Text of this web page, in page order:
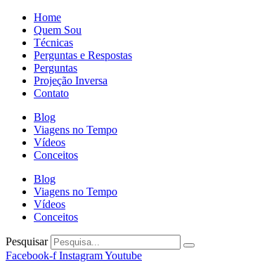
Home
Quem Sou
Técnicas
Perguntas e Respostas
Perguntas
Projeção Inversa
Contato
Blog
Viagens no Tempo
Vídeos
Conceitos
Blog
Viagens no Tempo
Vídeos
Conceitos
Pesquisar
Facebook-f InstagramYoutube